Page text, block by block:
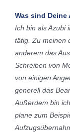
Was sind
Ich bin als Azubi
tätig. Zu meinen
anderem das
Schreiben von
von einigen
generell das
Außerdem bin
plane zum